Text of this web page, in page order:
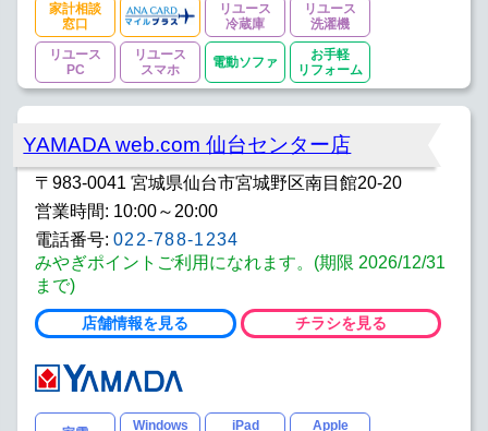
家計相談
窓口
リユース
冷蔵庫
リユース
洗濯機
リユース
PC
リユース
スマホ
電動ソファ
お手軽
リフォーム
YAMADA web.com 仙台センター店
〒983-0041 宮城県仙台市宮城野区南目館20-20
営業時間: 10:00～20:00
電話番号: 022-788-1234
みやぎポイントご利用になれます。(期限 2026/12/31
まで)
店舗情報を見る チラシを見る
Windows
iPad
Apple